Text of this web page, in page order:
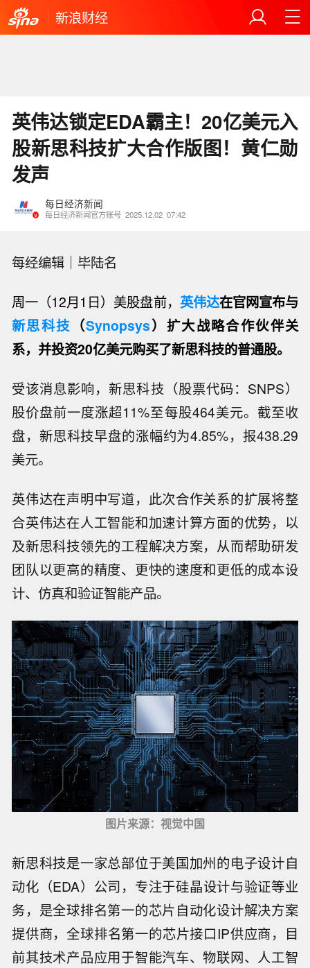
新浪财经
英伟达锁定EDA霸主！20亿美元入
股新思科技扩大合作版图！黄仁勋
发声
每日经济新闻
每日经济新闻官方账号 2025.12.02 07:42
每经编辑｜毕陆名
周一（12月1日）美股盘前， 英伟达在官网宣布与
新思科技 （Synopsys）扩大战略合作伙伴关
系，并投资20亿美元购买了新思科技的普通股。
受该消息影响，新思科技（股票代码：SNPS）
股价盘前一度涨超11%至每股464美元。截至收
盘，新思科技早盘的涨幅约为4.85%，报438.29
美元。
英伟达在声明中写道，此次合作关系的扩展将整
合英伟达在人工智能和加速计算方面的优势，以
及新思科技领先的工程解决方案，从而帮助研发
团队以更高的精度、更快的速度和更低的成本设
计、仿真和验证智能产品。
图片来源：视觉中国
新思科技是一家总部位于美国加州的电子设计自
动化（EDA）公司，专注于硅晶设计与验证等业
务，是全球排名第一的芯片自动化设计解决方案
提供商，全球排名第一的芯片接口IP供应商，目
前其技术产品应用于智能汽车、物联网、人工智